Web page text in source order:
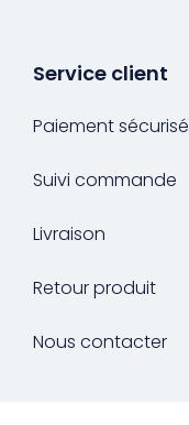
Service client
Paiement sécurisé
Suivi commande
Livraison
Retour produit
Nous contacter